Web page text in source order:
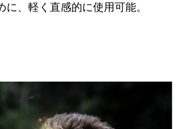
、軽く直感的に使用可能。